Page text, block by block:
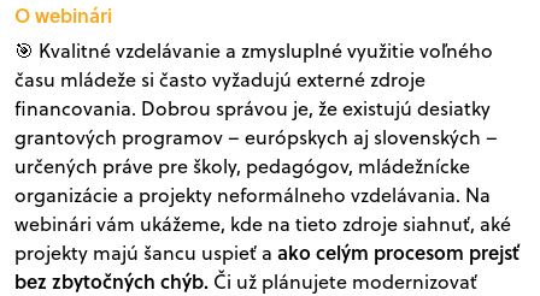
O webinári
🎯 Kvalitné vzdelávanie a zmysluplné využitie voľného
času mládeže si často vyžadujú externé zdroje
financovania. Dobrou správou je, že existujú desiatky
grantových programov – európskych aj slovenských –
určených práve pre školy, pedagógov, mládežnícke
organizácie a projekty neformálneho vzdelávania. Na
webinári vám ukážeme, kde na tieto zdroje siahnuť, aké
projekty majú šancu uspieť a ako celým procesom prejsť
bez zbytočných chýb. Či už plánujete modernizovať